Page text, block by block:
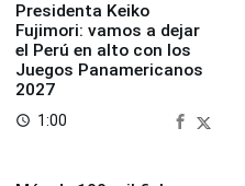
Presidenta Keiko
Fujimori: vamos a dejar
el Perú en alto con los
Juegos Panamericanos
2027
access_time 1:00